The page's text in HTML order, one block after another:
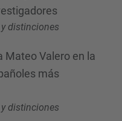
distinciones
Mateo Valero en la
más
distinciones